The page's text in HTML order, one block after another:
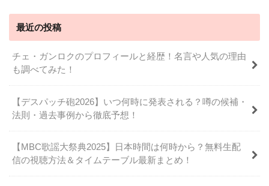
最近の投稿
チェ・ガンロクのプロフィールと経歴！名言や人気の理由
も調べてみた！
【デスパッチ砲2026】いつ何時に発表される？噂の候補・
法則・過去事例から徹底予想！
【MBC歌謡大祭典2025】日本時間は何時から？無料生配
信の視聴方法＆タイムテーブル最新まとめ！